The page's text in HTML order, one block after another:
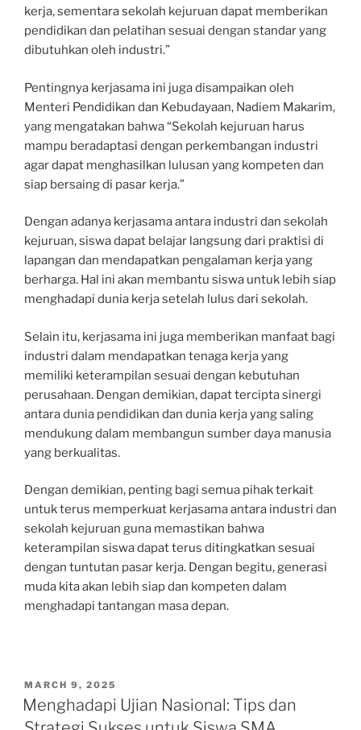
kerja, sementara sekolah kejuruan dapat memberikan
pendidikan dan pelatihan sesuai dengan standar yang
dibutuhkan oleh industri.”
Pentingnya kerjasama ini juga disampaikan oleh
Menteri Pendidikan dan Kebudayaan, Nadiem Makarim,
yang mengatakan bahwa “Sekolah kejuruan harus
mampu beradaptasi dengan perkembangan industri
agar dapat menghasilkan lulusan yang kompeten dan
siap bersaing di pasar kerja.”
Dengan adanya kerjasama antara industri dan sekolah
kejuruan, siswa dapat belajar langsung dari praktisi di
lapangan dan mendapatkan pengalaman kerja yang
berharga. Hal ini akan membantu siswa untuk lebih siap
menghadapi dunia kerja setelah lulus dari sekolah.
Selain itu, kerjasama ini juga memberikan manfaat bagi
industri dalam mendapatkan tenaga kerja yang
memiliki keterampilan sesuai dengan kebutuhan
perusahaan. Dengan demikian, dapat tercipta sinergi
antara dunia pendidikan dan dunia kerja yang saling
mendukung dalam membangun sumber daya manusia
yang berkualitas.
Dengan demikian, penting bagi semua pihak terkait
untuk terus memperkuat kerjasama antara industri dan
sekolah kejuruan guna memastikan bahwa
keterampilan siswa dapat terus ditingkatkan sesuai
dengan tuntutan pasar kerja. Dengan begitu, generasi
muda kita akan lebih siap dan kompeten dalam
menghadapi tantangan masa depan.
POSTED
ON
MARCH 9, 2025
Menghadapi Ujian Nasional: Tips dan